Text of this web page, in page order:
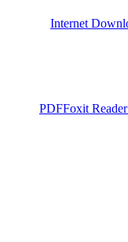
Internet
Foxit Reader